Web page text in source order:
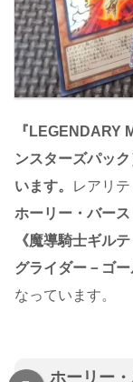
『LEGENDARY
ンスターズパッ
います。
レアリテ
ホーリー・バー
《魔導騎士ギル
グライダー－ゴ
なっています。
ホーリー